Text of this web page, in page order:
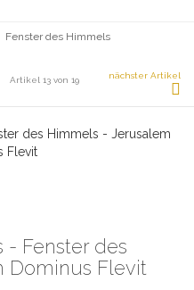
Fenster des Himmels
Artikel 13 von 19 nächster Artikel
- Fenster des
Dominus Flevit